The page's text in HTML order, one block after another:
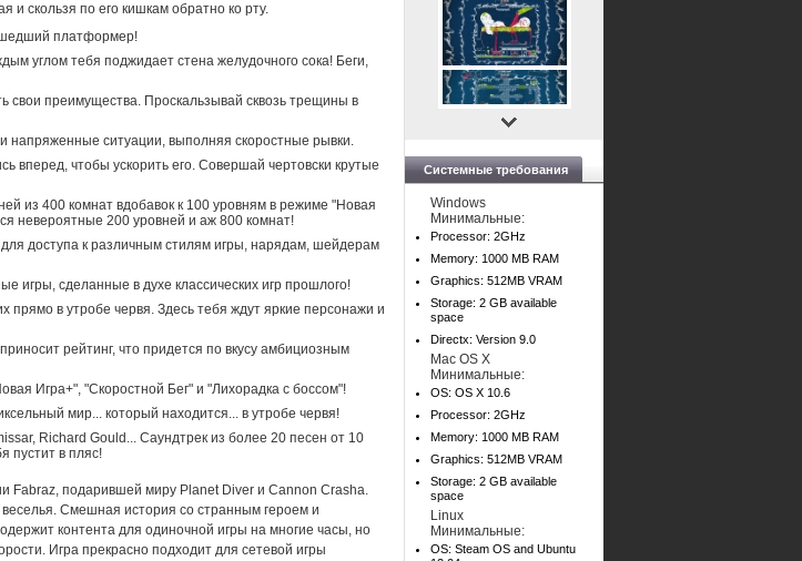
и скользя по его кишкам обратно ко рту.
платформер!
углом тебя поджидает стена желудочного сока! Беги,
свои преимущества. Проскальзывай сквозь трещины в
напряженные ситуации, выполняя скоростные рывки.
вперед, чтобы ускорить его. Совершай чертовски крутые
из 400 комнат вдобавок к 100 уровням в режиме "Новая
невероятные 200 уровней и аж 800 комнат!
доступа к различным стилям игры, нарядам, шейдерам
игры, сделанные в духе классических игр прошлого!
прямо в утробе червя. Здесь тебя ждут яркие персонажи и
рейтинг, что придется по вкусу амбициозным
Игра+", "Скоростной Бег" и "Лихорадка с боссом"!
мир... который находится... в утробе червя!
Richard Gould... Саундтрек из более 20 песен от 10
пустит в пляс!
Fabraz, подарившей миру Planet Diver и Cannon Crasha.
Смешная история со странным героем и
контента для одиночной игры на многие часы, но
Игра прекрасно подходит для сетевой игры
Системные требования
Windows
Минимальные:
Processor: 2GHz
Memory: 1000 MB RAM
Graphics: 512MB VRAM
Storage: 2 GB available
space
Directx: Version 9.0
Mac OS X
Минимальные:
OS: OS X 10.6
Processor: 2GHz
Memory: 1000 MB RAM
Graphics: 512MB VRAM
Storage: 2 GB available
space
Linux
Минимальные:
OS: Steam OS and Ubuntu